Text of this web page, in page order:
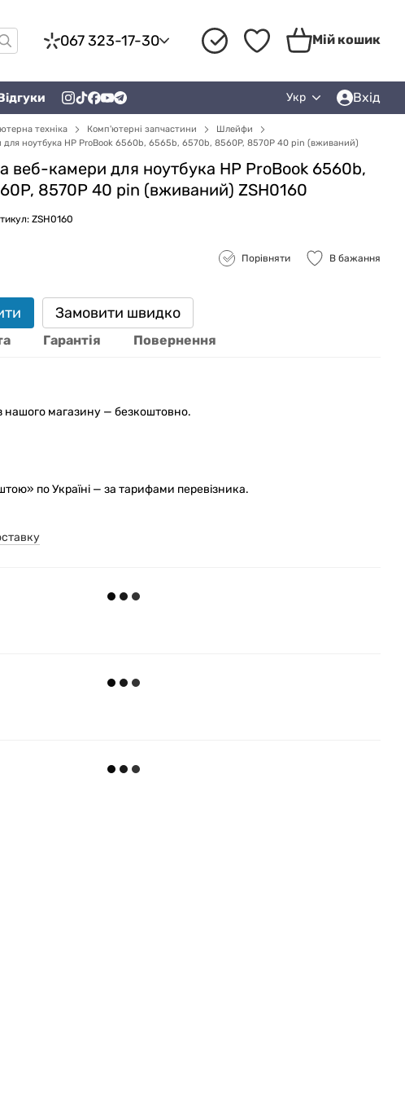
067 323-17-30 Мій кошик
Укр Вхід
техніка Комп'ютерні запчастини
Шлейфи
ноутбука HP ProBook 6560b, 6565b, 6570b, 8560P, 8570P 40 pin (вживаний)
веб-камери для ноутбука HP ProBook 6560b,
8570P 40 pin (вживаний) ZSH0160
ZSH0160
Порівняти В бажання
Замовити швидко
Гарантія Повернення
нашого магазину — безкоштовно.
по Україні — за тарифами перевізника.